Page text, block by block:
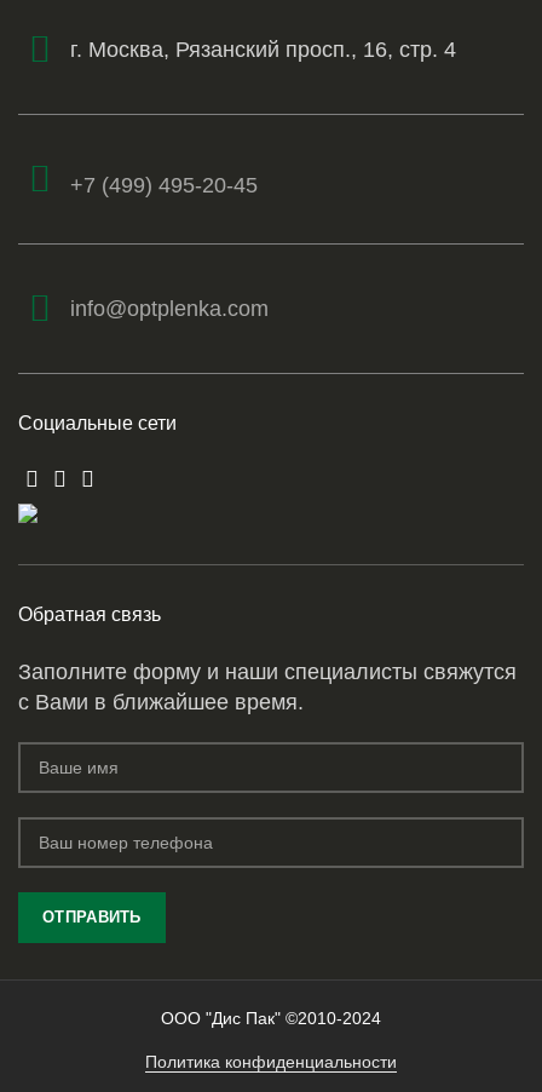
г. Москва, Рязанский просп., 16, стр. 4
+7 (499) 495-20-45
info@optplenka.com
Социальные сети
Обратная связь
Заполните форму и наши специалисты свяжутся
с Вами в ближайшее время.
ООО "Дис Пак" ©2010-2024
Политика конфиденциальности